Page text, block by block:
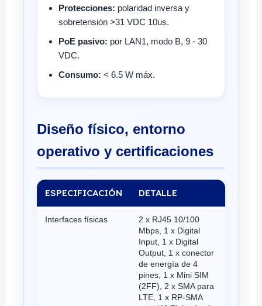
Protecciones: polaridad inversa y
sobretensión >31 VDC 10us.
PoE pasivo: por LAN1, modo B, 9 - 30
VDC.
Consumo: < 6.5 W máx.
Diseño físico, entorno
operativo y certificaciones
ESPECIFICACIÓN DETALLE
Interfaces físicas
2 x RJ45 10/100
Mbps, 1 x Digital
Input, 1 x Digital
Output, 1 x conector
de energía de 4
pines, 1 x Mini SIM
(2FF), 2 x SMA para
LTE, 1 x RP-SMA